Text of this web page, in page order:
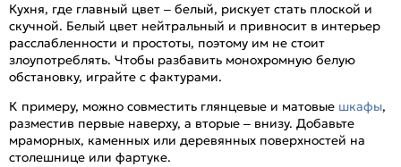
Кухня, где главный цвет – белый, рискует стать плоской и
скучной. Белый цвет нейтральный и привносит в интерьер
расслабленности и простоты, поэтому им не стоит
злоупотреблять. Чтобы разбавить монохромную белую
обстановку, играйте с фактурами.
К примеру, можно совместить глянцевые и матовые шкафы,
разместив первые наверху, а вторые – внизу. Добавьте
мраморных, каменных или деревянных поверхностей на
столешнице или фартуке.